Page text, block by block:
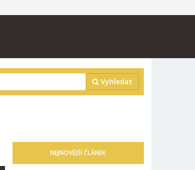
Vyhledat
NEJNOVĚJŠÍ ČLÁNEK